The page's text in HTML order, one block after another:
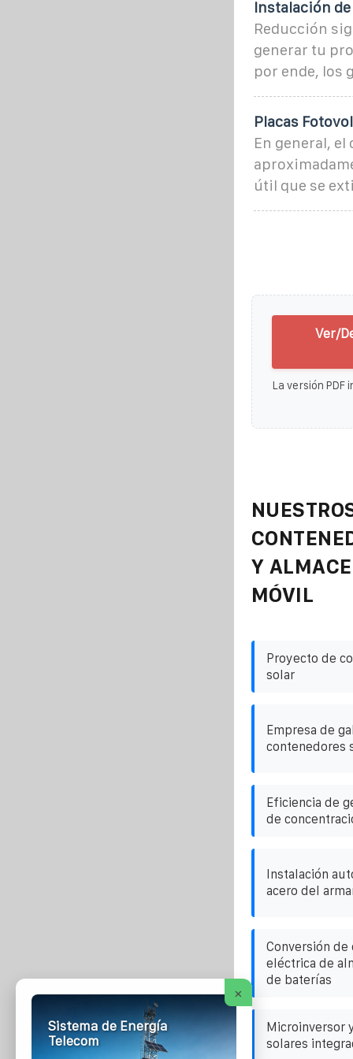
Instalación
Reducción
generar tu
por ende, los
Placas
En general,
útil que se
Ver/
La versión PDF
Y
MÓVIL
Proyecto de
solar
Empresa de
contenedores
Eficiencia de
de
Instalación
acero del
Conversión
eléctrica de
de baterías
Microinversor
solares
×
Sistema de Energía
Telecom